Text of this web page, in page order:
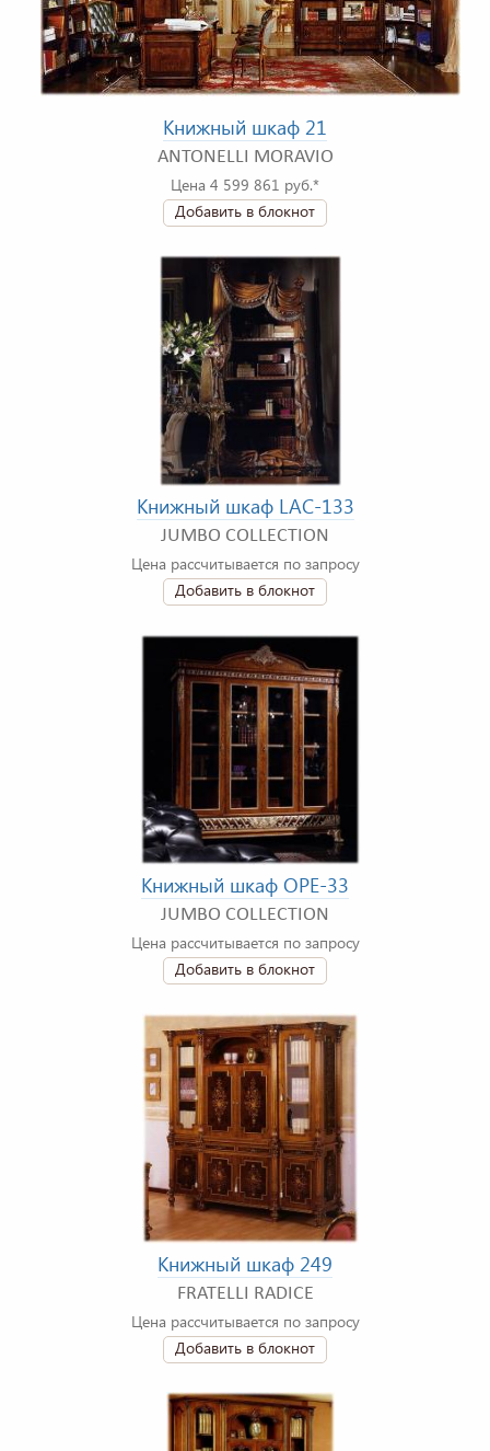
Книжный шкаф 21
ANTONELLI MORAVIO
Цена 4 599 861 руб.*
Добавить в блокнот
Книжный шкаф LAC-133
JUMBO COLLECTION
Цена рассчитывается по запросу
Добавить в блокнот
Книжный шкаф OPE-33
JUMBO COLLECTION
Цена рассчитывается по запросу
Добавить в блокнот
Книжный шкаф 249
FRATELLI RADICE
Цена рассчитывается по запросу
Добавить в блокнот